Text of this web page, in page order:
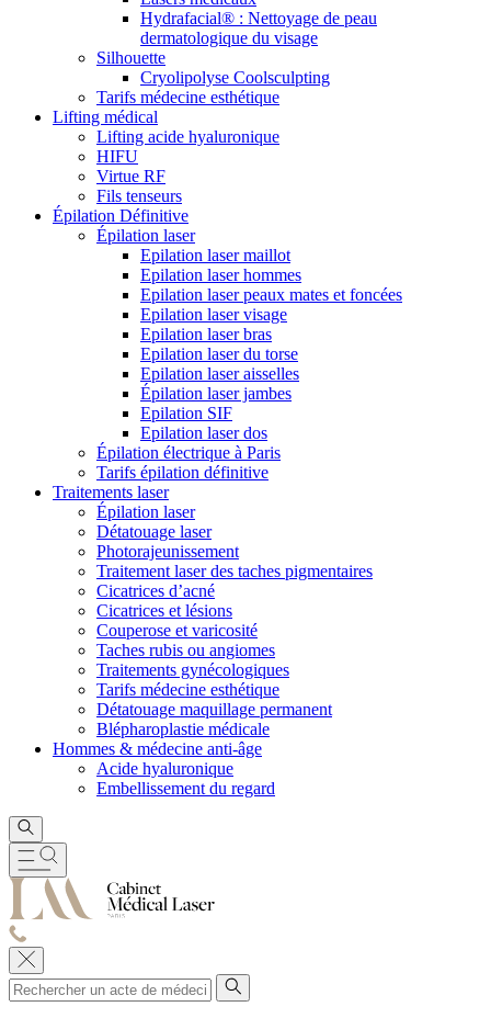
Hydrafacial® : Nettoyage de peau
dermatologique du visage
Silhouette
Cryolipolyse Coolsculpting
Tarifs médecine esthétique
Lifting médical
Lifting acide hyaluronique
HIFU
Virtue RF
Fils tenseurs
Épilation Définitive
Épilation laser
Epilation laser maillot
Epilation laser hommes
Epilation laser peaux mates et foncées
Epilation laser visage
Epilation laser bras
Epilation laser du torse
Epilation laser aisselles
Épilation laser jambes
Epilation SIF
Epilation laser dos
Épilation électrique à Paris
Tarifs épilation définitive
Traitements laser
Épilation laser
Détatouage laser
Photorajeunissement
Traitement laser des taches pigmentaires
Cicatrices d’acné
Cicatrices et lésions
Couperose et varicosité
Taches rubis ou angiomes
Traitements gynécologiques
Tarifs médecine esthétique
Détatouage maquillage permanent
Blépharoplastie médicale
Hommes & médecine anti-âge
Acide hyaluronique
Embellissement du regard